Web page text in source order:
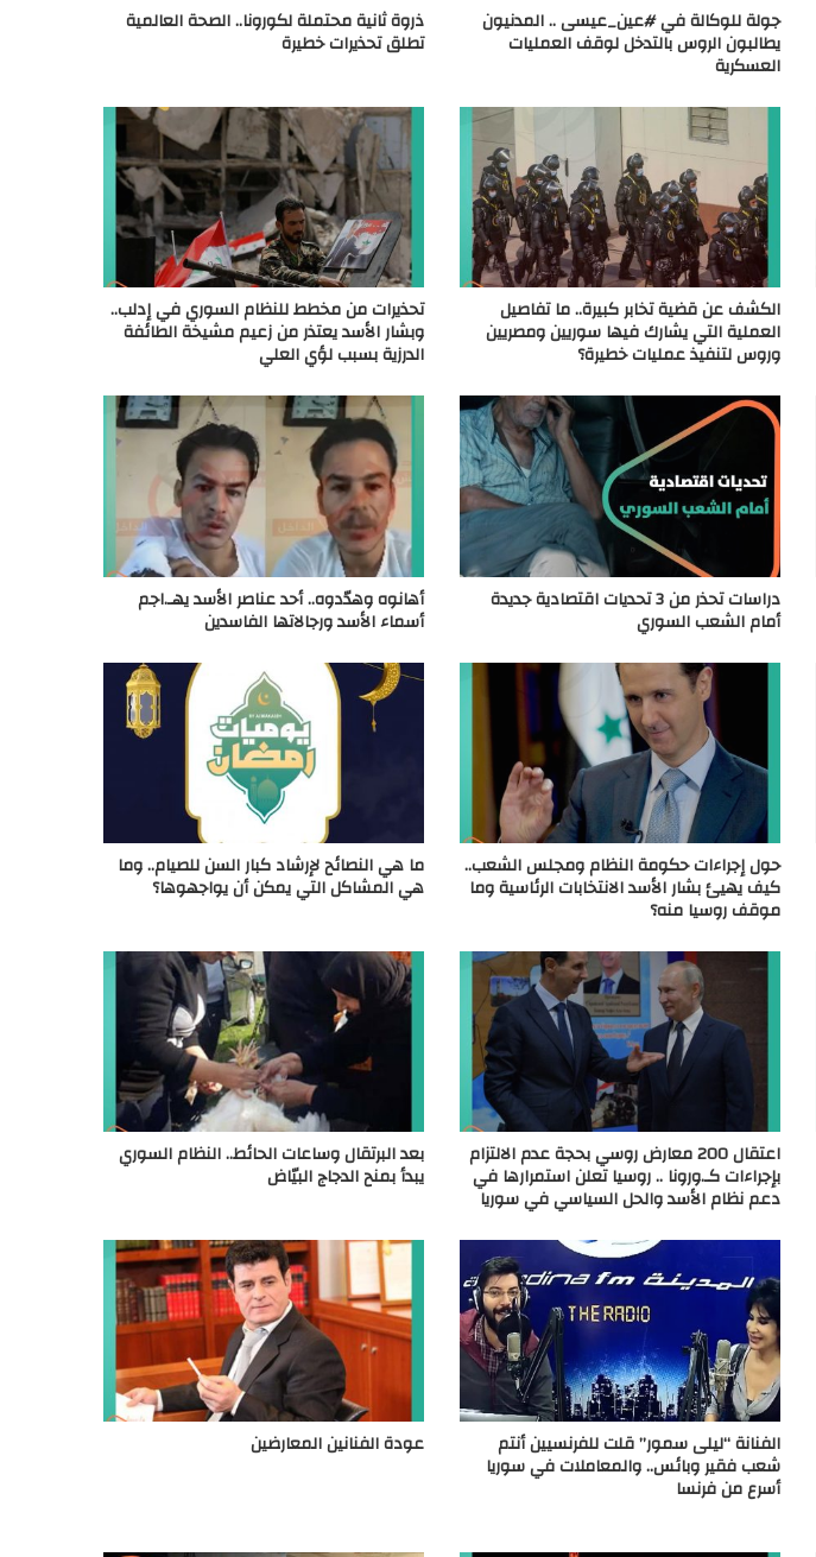
جولة للوكالة في #عين_عيسى .. المدنيون
يطالبون الروس بالتدخل لوقف العمليات
العسكرية
ذروة ثانية محتملة لكورونا.. الصحة العالمية
تطلق تحذيرات خطيرة
الكشف عن قضية تخابر كبيرة.. ما تفاصيل
العملية التي يشارك فيها سوريين ومصريين
وروس لتنفيذ عمليات خطيرة؟
تحذيرات من مخطط للنظام السوري في إدلب..
وبشار الأسد يعتذر من زعيم مشيخة الطائفة
الدرزية بسبب لؤي العلي
دراسات تحذر من 3 تحديات اقتصادية جديدة
أمام الشعب السوري
أهانوه وهدّدوه.. أحد عناصر الأسد يهـ.اجم
أسماء الأسد ورجالاتها الفاسدين
حول إجراءات حكومة النظام ومجلس الشعب..
كيف يهيئ بشار الأسد الانتخابات الرئاسية وما
موقف روسيا منه؟
ما هي النصائح لإرشاد كبار السن للصيام.. وما
هي المشاكل التي يمكن أن يواجهوها؟
اعتقال 200 معارض روسي بحجة عدم الالتزام
بإجراءات كـ.ورونا .. روسيا تعلن استمرارها في
دعم نظام الأسد والحل السياسي في سوريا
بعد البرتقال وساعات الحائط.. النظام السوري
يبدأ بمنح الدجاج البيّاض
الفنانة “ليلى سمور” قلت للفرنسيين أنتم
شعب فقير وبائس.. والمعاملات في سوريا
أسرع من فرنسا
عودة الفنانين المعارضين